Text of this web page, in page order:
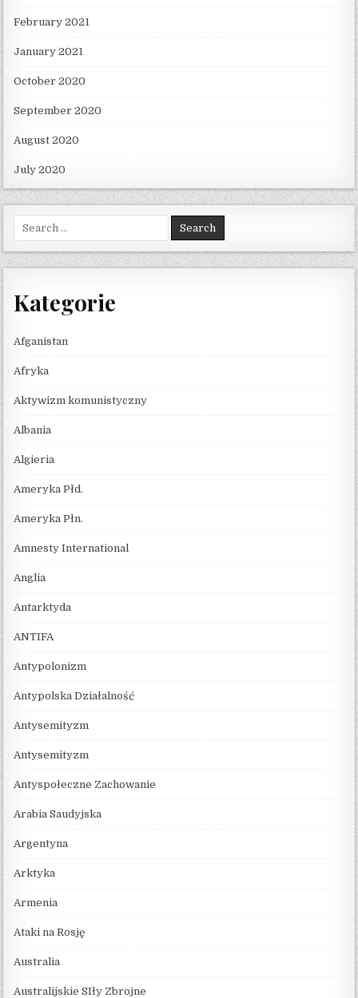
February 2021
January 2021
October 2020
September 2020
August 2020
July 2020
Search for:
Kategorie
Afganistan
Afryka
Aktywizm komunistyczny
Albania
Algieria
Ameryka Płd.
Ameryka Płn.
Amnesty International
Anglia
Antarktyda
ANTIFA
Antypolonizm
Antypolska Działalność
Antysemityzm
Antysemityzm
Antyspołeczne Zachowanie
Arabia Saudyjska
Argentyna
Arktyka
Armenia
Ataki na Rosję
Australia
Australijskie SIły Zbrojne